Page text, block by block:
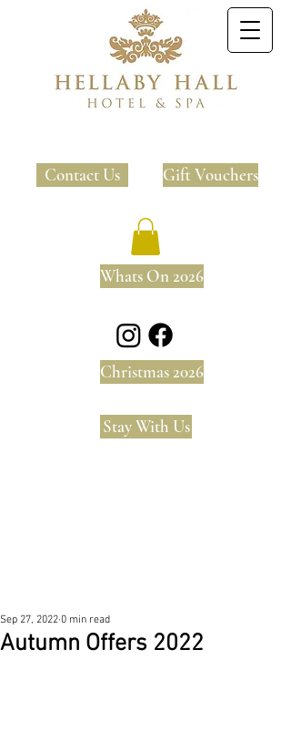
Contact Us Gift Vouchers
Stay With Us
Whats On 2026
Christmas 2026
Autumn Offers 2022
Sep 27, 2022 0 min read